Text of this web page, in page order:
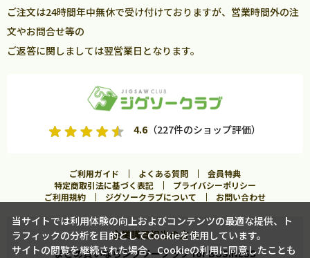
カートに入れる
ご注文は24時間年中無休で受け付けておりますが、営業時間外の注
文やお問合せ等の
ご返答に関しましては翌営業日となります。
4.6（227件のショップ評価）
ご利用ガイド よくある質問
会員特典
特定商取引法に基づく表記
プライバシーポリシー
ご利用規約
ジグソークラブについて お問い合わせ
企業購買担当の方へ
まとめ買いならジグソークラブ for BUSINESS
当サイトでは利用体験の向上およびコンテンツの最適な提供、ト
ラフィックの分析を目的としてCookieを使用しています。
サイトの閲覧を継続された場合、Cookieの利用に同意したことも